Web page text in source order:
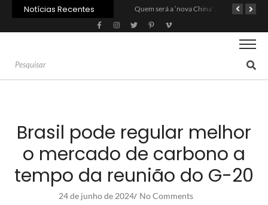
Notícias Recentes Quem será a ‘nova China’ do agro quando o apetite de Pequim acabar?
Brasil pode regular melhor
o mercado de carbono a
tempo da reunião do G-20
24 de junho de 2024/ No Comments